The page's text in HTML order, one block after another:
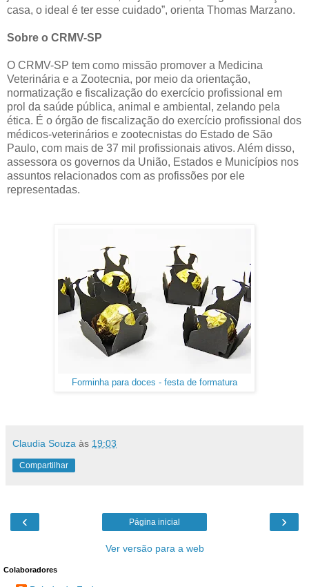
casa, o ideal é ter esse cuidado”, orienta Thomas Marzano.
Sobre o CRMV-SP
O CRMV-SP tem como missão promover a Medicina
Veterinária e a Zootecnia, por meio da orientação,
normatização e fiscalização do exercício profissional em
prol da saúde pública, animal e ambiental, zelando pela
ética. É o órgão de fiscalização do exercício profissional dos
médicos-veterinários e zootecnistas do Estado de São
Paulo, com mais de 37 mil profissionais ativos. Além disso,
assessora os governos da União, Estados e Municípios nos
assuntos relacionados com as profissões por ele
representadas.
Forminha para doces - festa de formatura
Claudia Souza às 19:03
Compartilhar
‹ ›
Página inicial
Ver versão para a web
Colaboradores